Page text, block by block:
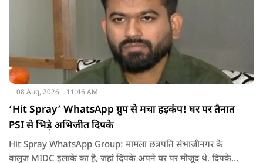
08 Aug, 2026 11:46 AM
‘Hit Spray’ WhatsApp ग्रुप से मचा हड़कंप! घर पर तैनात
PSI से भिड़े अभिजीत दिपके
Hit Spray WhatsApp Group: मामला छत्रपति संभाजीनगर के
वालुज MIDC इलाके का है, जहां दिपके अपने घर पर मौजूद थे. दिपके